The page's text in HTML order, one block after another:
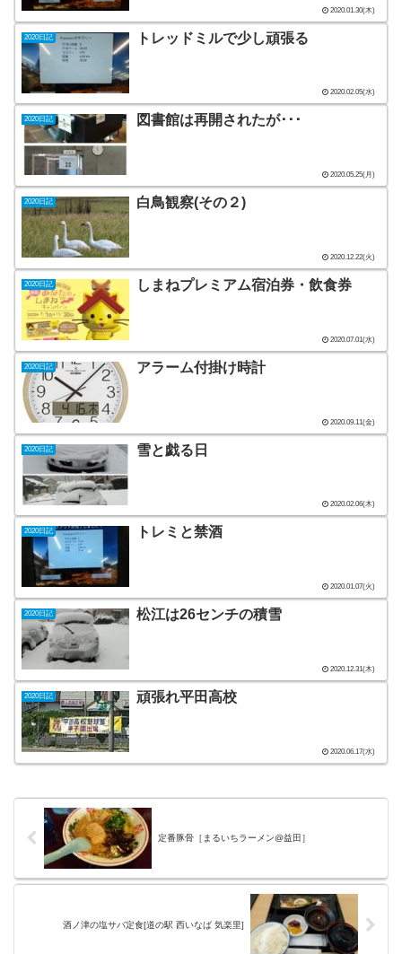
2020.01.30(木)
2020日記 トレッドミルで少し頑張る
2020.02.05(水)
2020日記 図書館は再開されたが･･･
2020.05.25(月)
2020日記 白鳥観察(その２)
2020.12.22(火)
2020日記 しまねプレミアム宿泊券・飲食券
2020.07.01(水)
2020日記 アラーム付掛け時計
2020.09.11(金)
2020日記 雪と戯る日
2020.02.06(木)
2020日記 トレミと禁酒
2020.01.07(火)
2020日記 松江は26センチの積雪
2020.12.31(木)
2020日記 頑張れ平田高校
2020.06.17(水)
定番豚骨［まるいちラーメン@益田］
酒ノ津の塩サバ定食[道の駅 西いなば 気楽里]